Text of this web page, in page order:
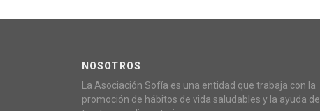
NOSOTROS
La Asociación Sofía es una entidad que trabaja con la
promoción de hábitos de vida saludables y la ayuda de